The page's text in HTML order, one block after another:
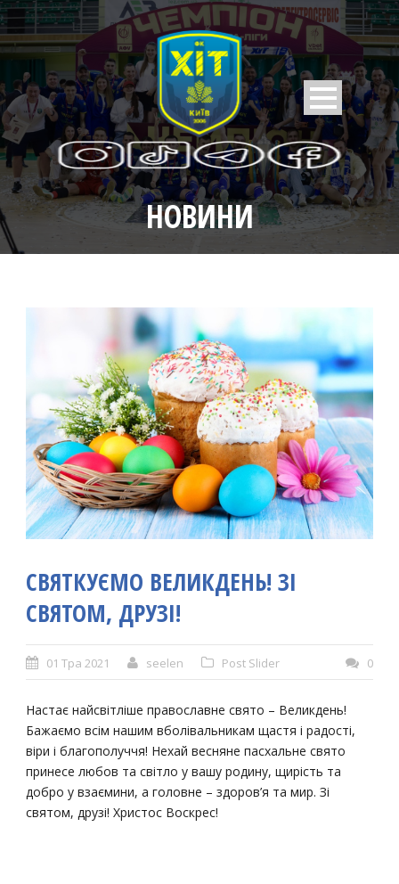
НОВИНИ
СВЯТКУЄМО ВЕЛИКДЕНЬ! ЗІ
СВЯТОМ, ДРУЗІ!
01 Тра 2021 seelen Post Slider 0
Настає найсвітліше православне свято – Великдень!
Бажаємо всім нашим вболівальникам щастя і радості,
віри і благополуччя! Нехай весняне пасхальне свято
принесе любов та світло у вашу родину, щирість та
добро у взаємини, а головне – здоров’я та мир. Зі
святом, друзі! Христос Воскрес!